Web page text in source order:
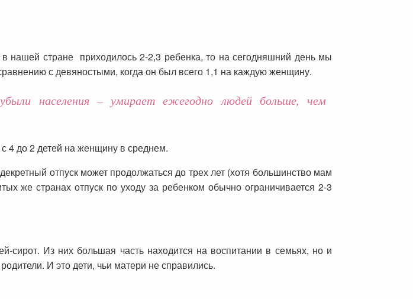
нашей стране приходилось 2-2,3 ребенка, то на сегодняшний день мы
с девяностыми, когда он был всего 1,1 на каждую женщину.
населения – умирает ежегодно людей больше, чем
4 до 2 детей на женщину в среднем.
отпуск может продолжаться до трех лет (хотя большинство мам
же странах отпуск по уходу за ребенком обычно ограничивается 2-3
сирот. Из них большая часть находится на воспитании в семьях, но и
И это дети, чьи матери не справились.